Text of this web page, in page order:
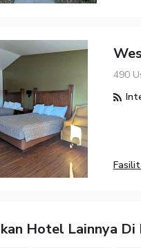
490
Hotel Lainnya Di